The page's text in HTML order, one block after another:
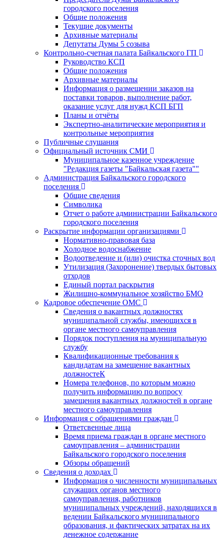
городского поселения
Общие положения
Текущие документы
Архивные материалы
Депутаты Думы 5 созыва
Контрольно-счетная палата Байкальского ГП
Руководство КСП
Общие положения
Архивные материалы
Информация о размещении заказов на
поставки товаров, выполнение работ,
оказание услуг для нужд КСП БГП
Планы и отчёты
Экспертно-аналитические мероприятия и
контрольные мероприятия
Публичные слушания
Официальный источник СМИ
Муниципальное казенное учреждение
"Редакция газеты "Байкальская газета""
Администрация Байкальского городского
поселения
Общие сведения
Символика
Отчет о работе администрации Байкальского
городского поселения
Раскрытие информации организациями
Нормативно-правовая база
Холодное водоснабжение
Водоотведение и (или) очистка сточных вод
Утилизация (Захоронение) твердых бытовых
отходов
Единый портал раскрытия
Жилищно-коммунальное хозяйство БМО
Кадровое обеспечение ОМС
Сведения о вакантных должностях
муниципальной службы, имеющихся в
органе местного самоуправления
Порядок поступления на муниципальную
службу
Квалификационные требования к
кандидатам на замещение вакантных
должностеК
Номера телефонов, по которым можно
получить информацию по вопросу
замещения вакантных должностей в органе
местного самоуправления
Информация с обращениями граждан
Ответсвенные лица
Время приема граждан в органе местного
самоуправления – администрации
Байкальского городского поселения
Обзоры обращений
Сведения о доходах
Информация о численности муниципальных
служащих органов местного
самоуправления, работников
муниципальных учреждений, находящихся в
ведении Байкальского муниципального
образования, и фактических затратах на их
денежное содержание